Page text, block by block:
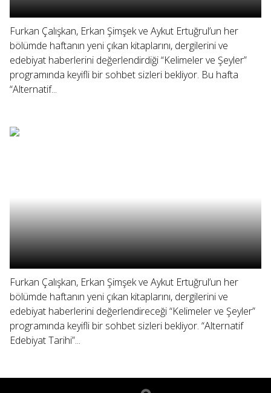
Furkan Çalışkan, Erkan Şimşek ve Aykut Ertuğrul’un her
bölümde haftanın yeni çıkan kitaplarını, dergilerini ve
edebiyat haberlerini değerlendirdiği “Kelimeler ve Şeyler”
programında keyifli bir sohbet sizleri bekliyor. Bu hafta
“Alternatif...
Furkan Çalışkan, Erkan Şimşek ve Aykut Ertuğrul’un her
bölümde haftanın yeni çıkan kitaplarını, dergilerini ve
edebiyat haberlerini değerlendireceği “Kelimeler ve Şeyler”
programında keyifli bir sohbet sizleri bekliyor. “Alternatif
Edebiyat Tarihi”...